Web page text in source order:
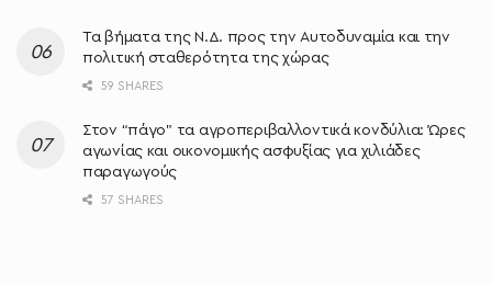
Τα βήματα της Ν.Δ. προς την Αυτοδυναμία και την
πολιτική σταθερότητα της χώρας
59 SHARES
Στον “πάγο” τα αγροπεριβαλλοντικά κονδύλια: Ώρες
αγωνίας και οικονομικής ασφυξίας για χιλιάδες
παραγωγούς
57 SHARES